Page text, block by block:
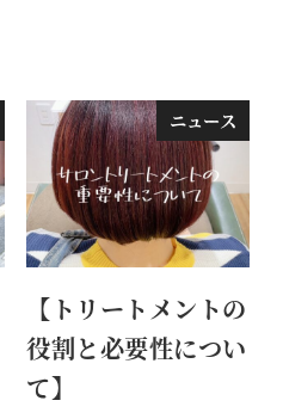
ニュース
【トリートメントの
役割と必要性につい
て】